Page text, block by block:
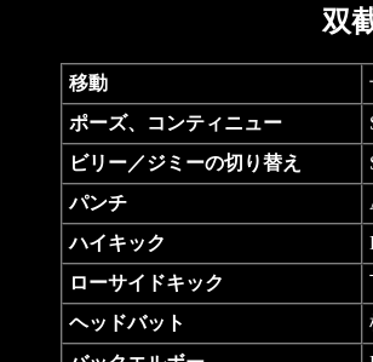
双
移動
ポーズ、コンティニュー
ビリー／ジミーの切り替え
パンチ
ハイキック
ローサイドキック
ヘッドバット